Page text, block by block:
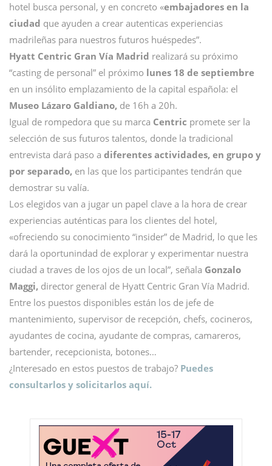
hotel busca personal, y en concreto «embajadores en la
ciudad que ayuden a crear autenticas experiencias
madrileñas para nuestros futuros huéspedes”.
Hyatt Centric Gran Vía Madrid realizará su próximo
“casting de personal” el próximo lunes 18 de septiembre
en un insólito emplazamiento de la capital española: el
Museo Lázaro Galdiano, de 16h a 20h.
Igual de rompedora que su marca Centric promete ser la
selección de sus futuros talentos, donde la tradicional
entrevista dará paso a diferentes actividades, en grupo y
por separado, en las que los participantes tendrán que
demostrar su valía.
Los elegidos van a jugar un papel clave a la hora de crear
experiencias auténticas para los clientes del hotel,
«ofreciendo su conocimiento “insider” de Madrid, lo que les
dará la oportunindad de explorar y experimentar nuestra
ciudad a traves de los ojos de un local”, señala Gonzalo
Maggi, director general de Hyatt Centric Gran Vía Madrid.
Entre los puestos disponibles están los de jefe de
mantenimiento, supervisor de recepción, chefs, cocineros,
ayudantes de cocina, ayudante de compras, camareros,
bartender, recepcionista, botones…
¿Interesado en estos puestos de trabajo? Puedes
consultarlos y solicitarlos aquí.